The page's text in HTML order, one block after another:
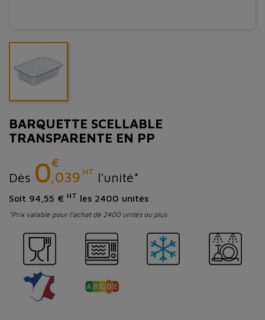
BARQUETTE SCELLABLE
TRANSPARENTE EN PP
Dès 0€
,039 HT l'unité*
Soit 94,55 € HT les 2400 unités
*Prix valable pour l'achat de 2400 unités ou plus